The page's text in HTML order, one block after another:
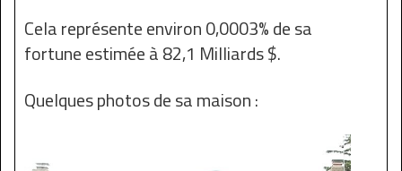
Cela représente environ 0,0003% de sa
fortune estimée à 82,1 Milliards $.
Quelques photos de sa maison :